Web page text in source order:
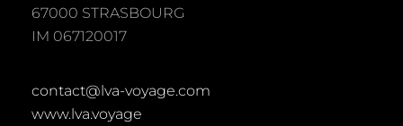
67000 STRASBOURG
IM 067120017
contact@lva-voyage.com
www.lva.voyage